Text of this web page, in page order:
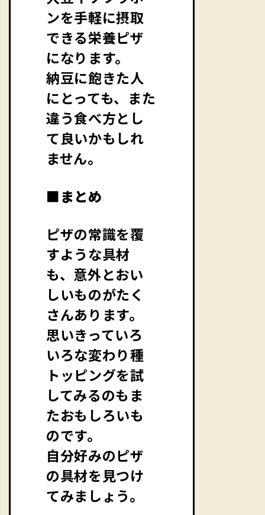
ンを手軽に摂取
できる栄養ピザ
になります。
納豆に飽きた人
にとっても、また
違う食べ方とし
て良いかもしれ
ません。
■まとめ
ピザの常識を覆
すような具材
も、意外とおい
しいものがたく
さんあります。
思いきっていろ
いろな変わり種
トッピングを試
してみるのもま
たおもしろいも
のです。
自分好みのピザ
の具材を見つけ
てみましょう。